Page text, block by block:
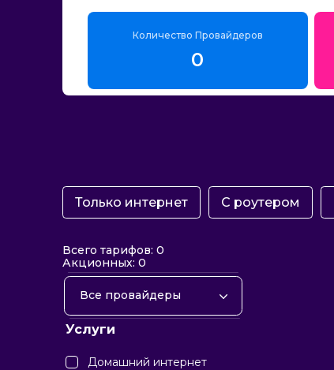
Количество Провайдеров
0
Только интернет С роутером
Всего тарифов: 0
Акционных: 0
Все провайдеры
Услуги
Домашний интернет